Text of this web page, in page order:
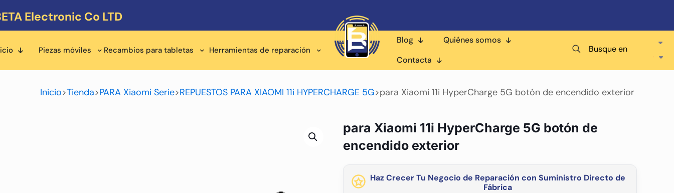
Electronic Co LTD
Piezas móviles Recambios para tabletas Herramientas de reparación
Blog
Quiénes somos
Contacta
Busque en
Inicio>Tienda>PARA Xiaomi Serie>REPUESTOS PARA XIAOMI 11i HYPERCHARGE 5G>para Xiaomi 11i HyperCharge 5G botón de encendido exterior
para Xiaomi 11i HyperCharge 5G botón de
encendido exterior
Haz Crecer Tu Negocio de Reparación con Suministro Directo de
Fábrica